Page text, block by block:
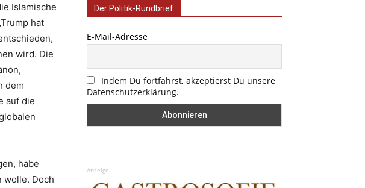
Islamische
hat
wird. Die
dem
auf die
habe
wolle. Doch
Der Politik-Rundbrief
E-Mail-Adresse
Indem Du fortfährst, akzeptierst Du unsere
Datenschutzerklärung.
Anzeige